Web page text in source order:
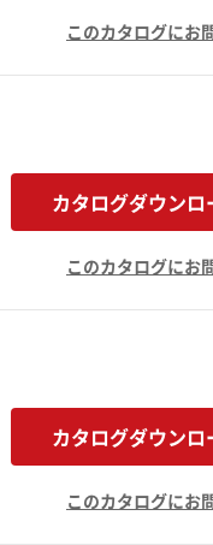
このカタログにお
カタログダウンロ
このカタログにお
カタログダウンロ
このカタログにお